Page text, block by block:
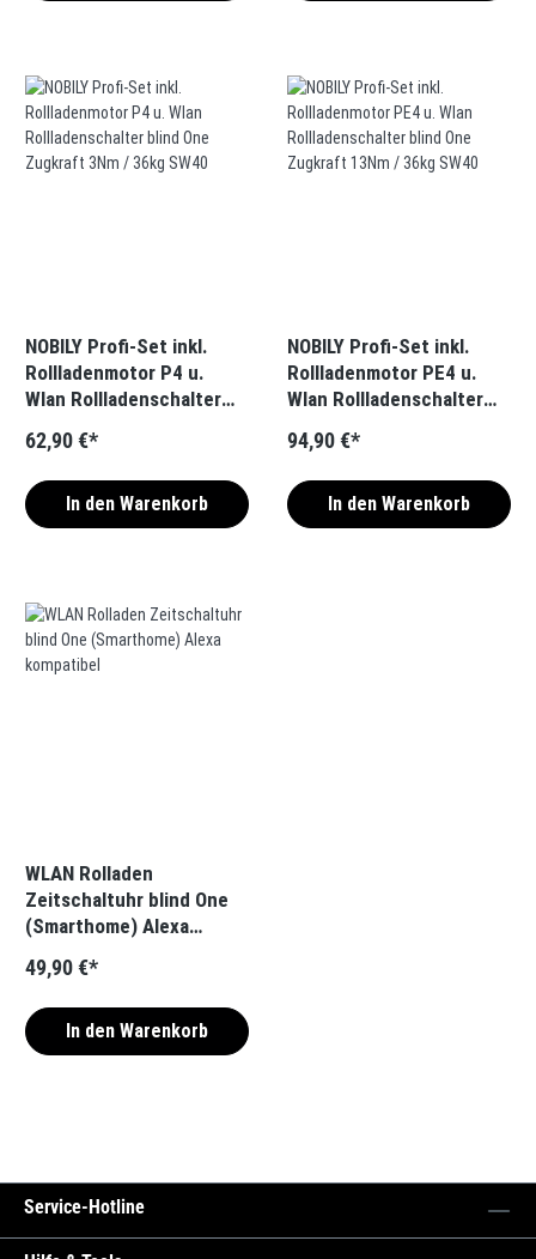
NOBILY Profi-Set inkl.
Rollladenmotor P4 u.
Wlan Rollladenschalter
36kg SW40
62,90 €*
In den Warenkorb
NOBILY Profi-Set inkl.
Rollladenmotor PE4 u.
Wlan Rollladenschalter
/ 36kg SW40
94,90 €*
In den Warenkorb
WLAN Rolladen
Zeitschaltuhr blind One
(Smarthome) Alexa
49,90 €*
In den Warenkorb
Service-Hotline